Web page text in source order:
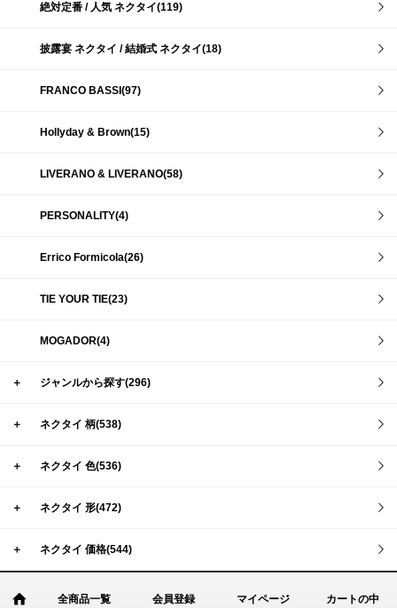
絶対定番 / 人気 ネクタイ(119)
披露宴 ネクタイ / 結婚式 ネクタイ(18)
FRANCO BASSI(97)
Hollyday & Brown(15)
LIVERANO & LIVERANO(58)
PERSONALITY(4)
Errico Formicola(26)
TIE YOUR TIE(23)
MOGADOR(4)
＋ ジャンルから探す(296)
＋ ネクタイ 柄(538)
＋ ネクタイ 色(536)
＋ ネクタイ 形(472)
＋ ネクタイ 価格(544)
全商品一覧 会員登録 マイページ カートの中